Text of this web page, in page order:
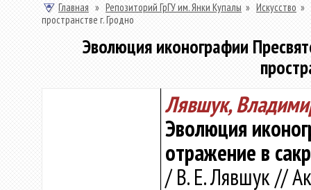
Главная » Репозиторий ГрГУ им. Янки Купалы » Искусство »
пространстве г. Гродно
Эволюция иконографии
Лявшук,
Эволюция
отражение в
/ В. Е. Лявшук //